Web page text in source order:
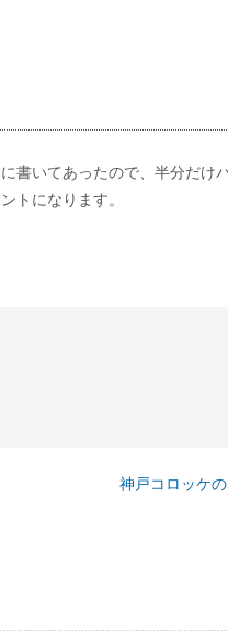
書いてあったので、半分だけ
トになります。
神戸コロッケ